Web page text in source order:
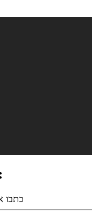
שלחו לנו את הודעתכם:
כתבו